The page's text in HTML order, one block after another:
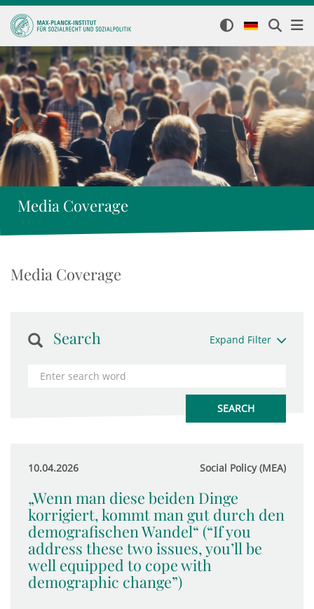
Media Coverage
Media Coverage
Search Expand Filter
10.04.2026 Social Policy (MEA)
„Wenn man diese beiden Dinge
korrigiert, kommt man gut durch den
demografischen Wandel“ (“If you
address these two issues, you’ll be
well equipped to cope with
demographic change”)